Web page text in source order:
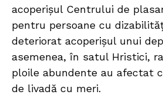
acoperișul Centrului de
pentru persoane cu
deteriorat acoperișul unui
asemenea, în satul Hristici,
ploile abundente au afectat
de livadă cu meri.